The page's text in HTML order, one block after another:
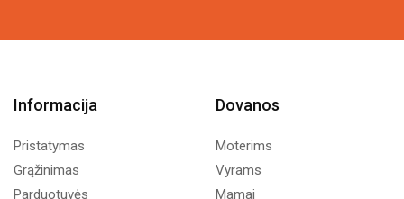
Informacija
Pristatymas
Grąžinimas
Parduotuvės
Dovanos
Moterims
Vyrams
Mamai